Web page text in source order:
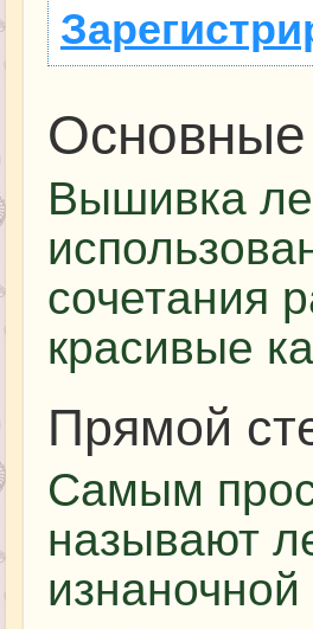
Основные
Вышивка
сочетания
красивые
Прямой
Самым
называют